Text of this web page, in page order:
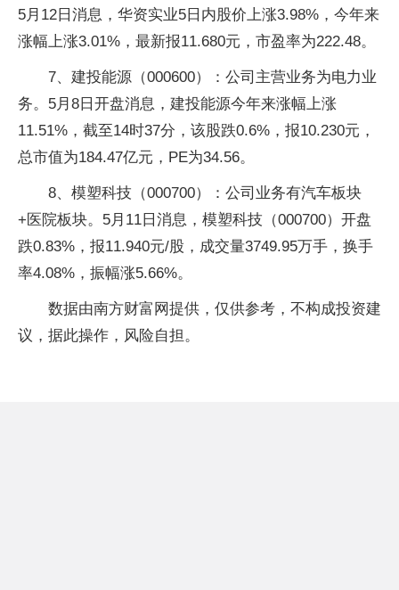
5月12日消息，华资实业5日内股价上涨3.98%，今年来
涨幅上涨3.01%，最新报11.680元，市盈率为222.48。
7、建投能源（000600）：公司主营业务为电力业
务。5月8日开盘消息，建投能源今年来涨幅上涨
11.51%，截至14时37分，该股跌0.6%，报10.230元，
总市值为184.47亿元，PE为34.56。
8、模塑科技（000700）：公司业务有汽车板块
+医院板块。5月11日消息，模塑科技（000700）开盘
跌0.83%，报11.940元/股，成交量3749.95万手，换手
率4.08%，振幅涨5.66%。
数据由南方财富网提供，仅供参考，不构成投资建
议，据此操作，风险自担。